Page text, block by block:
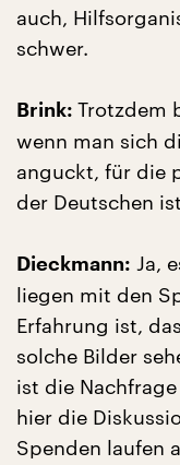
auch,
schwer.
Brink: Trotzdem
wenn man sich
anguckt, für die
der Deutschen
Dieckmann: Ja,
liegen mit den
Erfahrung ist,
solche Bilder
ist die
hier die
Spenden laufen